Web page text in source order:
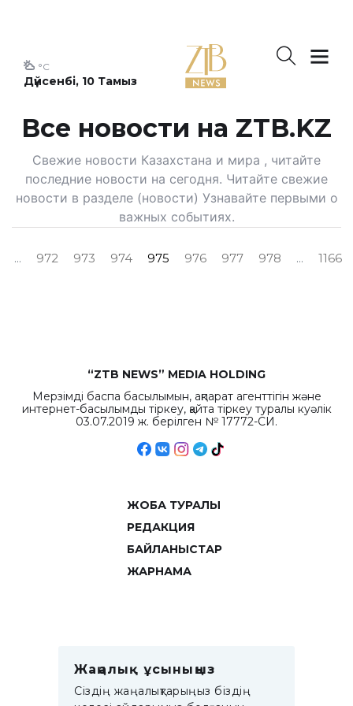
Дүйсенбі, 10 Тамыз
°C
Все новости на ZTB.KZ
Свежие новости Казахстана и мира , читайте
последние новости на сегодня. Читайте свежие
новости в разделе (новости) Узнавайте первыми о
важных событиях.
... 972 973 974 975 976 977 978 ... 1166
“ZTB NEWS” MEDIA HOLDING
Мерзімді баспа басылымын, ақпарат агенттігін және
интернет-басылымды тіркеу, қайта тіркеу туралы куәлік
03.07.2019 ж. берілген № 17772-СИ.
ЖОБА ТУРАЛЫ
РЕДАКЦИЯ
БАЙЛАНЫСТАР
ЖАРНАМА
Жаңалық ұсыныңыз
Сіздің жаңалықтарыңыз біздің